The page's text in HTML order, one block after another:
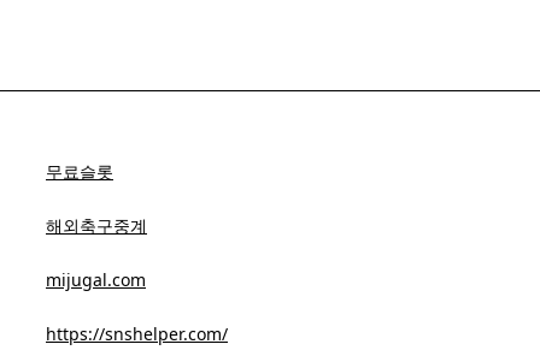
무료슬롯
해외축구중계
mijugal.com
https://snshelper.com/